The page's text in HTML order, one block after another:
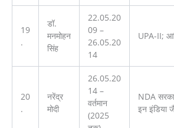
19
.
डॉ.
मनमोहन
सिंह
22.05.20
09 –
26.05.20
14
UPA-II;
20
.
नरेंद्र
मोदी
26.05.20
14 –
वर्तमान
(2025
NDA
इन इंडिया